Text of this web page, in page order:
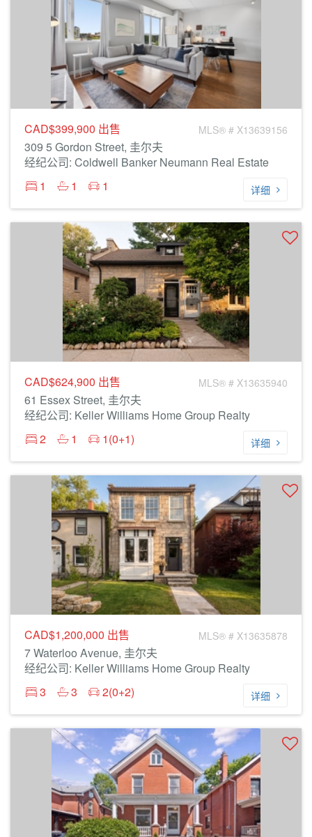
CAD$399,900 出售 MLS® # X13639156
309 5 Gordon Street, 圭尔夫
经纪公司: Coldwell Banker Neumann Real Estate
1
1 1 详细
CAD$624,900 出售 MLS® # X13635940
61 Essex Street, 圭尔夫
经纪公司: Keller Williams Home Group Realty
2
1 1(0+1) 详细
CAD$1,200,000 出售 MLS® # X13635878
7 Waterloo Avenue, 圭尔夫
经纪公司: Keller Williams Home Group Realty
3
3 2(0+2) 详细